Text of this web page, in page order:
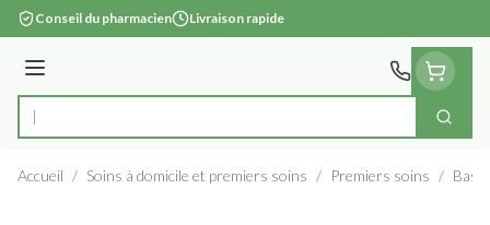
Aller au contenu
Conseil du pharmacien Livraison rapide
Menu
Rechercher
Accueil / Soins à domicile et premiers soins / Premiers soins / Bas